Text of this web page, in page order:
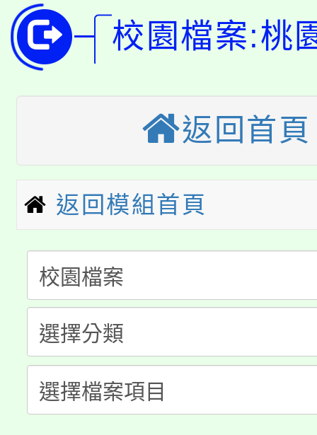
版
公告本校115學年度第
代理(課)教師甄選結果(
「2026金融保險知識
桃園市115學年度學生
生本土語及新住民語歌
公告本校115學年度第
代理(課)教師甄選結果(
公告本校115學年度第
代理(課)教師甄選結果(
轉知中國文化大學推廣
《TA101》溝通分析基
程，歡迎學生輔導中心
心理、諮商輔導、社會
系所師生報名參加。
淨零綠生活教案入校路
會
115年食農教育專業人
程
學期銜接期間理賠案件
學籍身 分審查程序及
版
淨零綠領人才培育課程
公告本校115學年度第
「2026金融保險知識
校園檔案:桃
返回首頁
返回模組首頁